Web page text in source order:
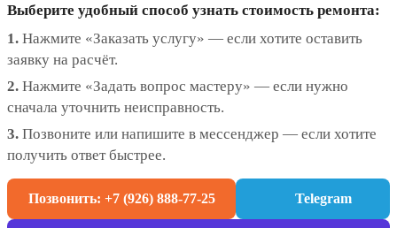
Выберите удобный способ узнать стоимость ремонта:
1. Нажмите «Заказать услугу» — если хотите оставить
заявку на расчёт.
2. Нажмите «Задать вопрос мастеру» — если нужно
сначала уточнить неисправность.
3. Позвоните или напишите в мессенджер — если хотите
получить ответ быстрее.
Позвонить: +7 (926) 888-77-25 Telegram